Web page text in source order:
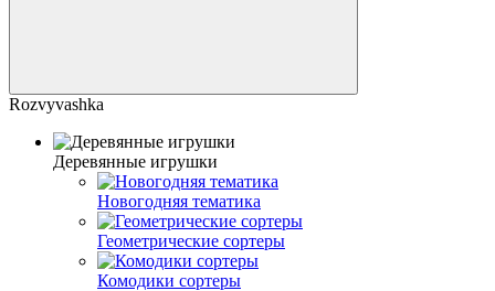
Rozvyvashka
Деревянные игрушки
Новогодняя тематика
Геометрические сортеры
Комодики сортеры